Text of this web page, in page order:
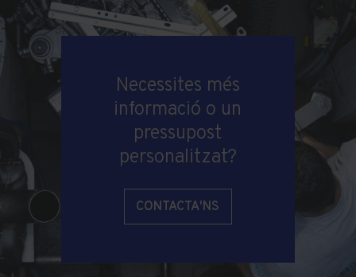
Necessites més
informació o un
pressupost
personalitzat?
CONTACTA'NS